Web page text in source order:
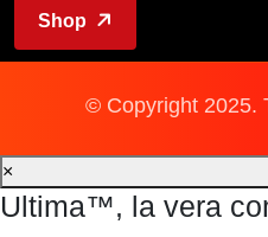
Shop
© Copyright 2025.
×
Ultima™, la vera